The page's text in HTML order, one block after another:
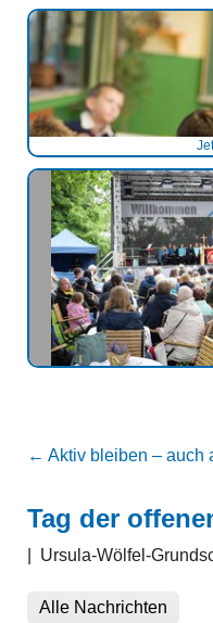
← Aktiv bleiben – auch
Tag der
Ursula-Wölfel-
Alle Nachrichten